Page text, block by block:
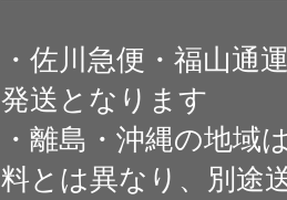
・佐川急便・福山通
発送となります
・離島・沖縄の地域
料とは異なり、別途